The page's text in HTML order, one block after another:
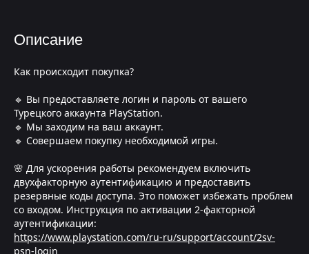
Описание
Как происходит покупка?
🔹 Вы предоставляете логин и пароль от вашего
Турецкого аккаунта PlayStation.
🔹 Мы заходим на ваш аккаунт.
🔹 Совершаем покупку необходимой игры.
🌸 Для ускорения работы рекомендуем включить
двухфакторную аутентификацию и предоставить
резервные коды доступа. Это поможет избежать проблем
со входом. Инструкция по активации 2-факторной
аутентификации:
https://www.playstation.com/ru-ru/support/account/2sv-
psn-login